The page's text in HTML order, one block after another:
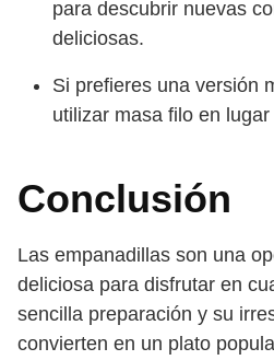
para descubrir nuevas
deliciosas.
Si prefieres una versión
utilizar masa filo en
Conclusión
Las empanadillas son una
deliciosa para disfrutar en
sencilla preparación y su
convierten en un plato